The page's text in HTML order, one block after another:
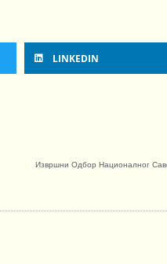
LINKEDIN
Извршни Одбор Националног